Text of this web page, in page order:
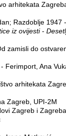
arhitekata
Razdoblje 1947
iz ovijesti -
zamisli do
Ferimport, Ana
arhitekata
Zagreb, UPI-2M
Zagreb i